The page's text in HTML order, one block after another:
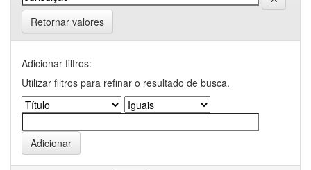
Retornar valores
Adicionar filtros:
Utilizar filtros para refinar o resultado de busca.